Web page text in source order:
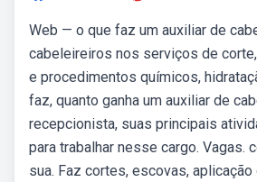
Web — o que faz um auxiliar de
cabeleireiros nos serviços de
e procedimentos químicos,
faz, quanto ganha um auxiliar de
recepcionista, suas principais
para trabalhar nesse cargo. Vagas.
sua. Faz cortes, escovas,